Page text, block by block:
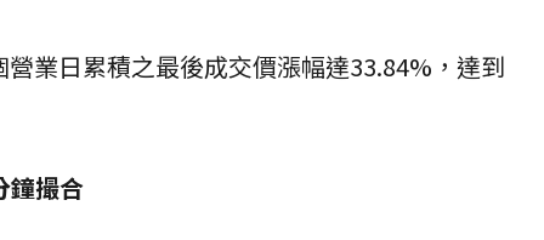
業日累積之最後成交價漲幅達33.84%，達到
鐘撮合